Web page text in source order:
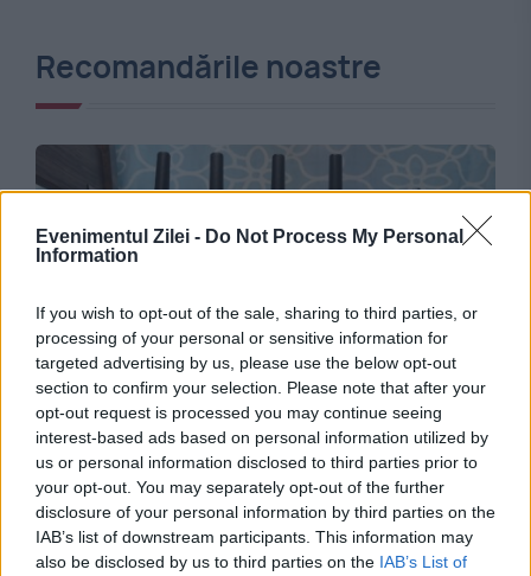
Evenimentul Zilei - Do Not Process My Personal
Information
If you wish to opt-out of the sale, sharing to third parties, or
processing of your personal or sensitive information for
targeted advertising by us, please use the below opt-out
section to confirm your selection. Please note that after your
opt-out request is processed you may continue seeing
interest-based ads based on personal information utilized by
us or personal information disclosed to third parties prior to
your opt-out. You may separately opt-out of the further
disclosure of your personal information by third parties on the
IAB’s list of downstream participants. This information may
also be disclosed by us to third parties on the IAB’s List of
Recomandările noastre
INTERNATIONAL
Experții au descoperit o breșă de securitate în
zeci de routere. Producătorul retrage
software-ul și suspendă vânzările